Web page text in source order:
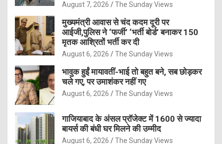
August 7, 2026 The Sunday Views
मुख्यमंत्री आवास से चंद कदम दूरी पर
आईजी,पुलिस ने ‘फर्जी’ ‘भर्ती बोर्ड’ बनाकर 150
मृतक आश्रितों भर्ती कर दी
August 6, 2026 The Sunday Views
भावुक हुईं मायावतीं-भाई तो बहुत बने, सब छोड़कर
चले गए, पर उमाशंकर नहीं गए
August 6, 2026 The Sunday Views
गाजियाबाद के अंसल प्रॉजेक्ट में 1600 से ज्यादा
बायर्स की बंधी घर मिलने की उम्मीद
August 6, 2026 The Sunday Views